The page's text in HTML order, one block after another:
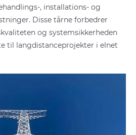
, installations- og
Disse tårne ​​forbedrer
og systemsikkerheden
til langdistanceprojekter i elnet